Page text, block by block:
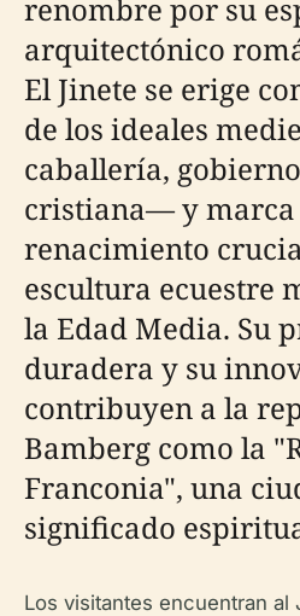
renombre por su
arquitectónico
El Jinete se erige
de los ideales
caballería,
cristiana— y
renacimiento
escultura ecuestre
la Edad Media. Su
duradera y su
contribuyen a la
Bamberg como la
Franconia", una
significado
Los visitantes encuentran al